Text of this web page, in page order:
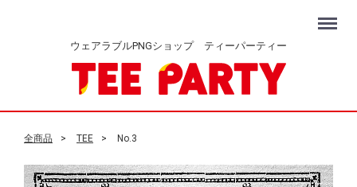
ウェアラブルPNGショップ ティーパーティー
Menu
全商品 TEE No.3